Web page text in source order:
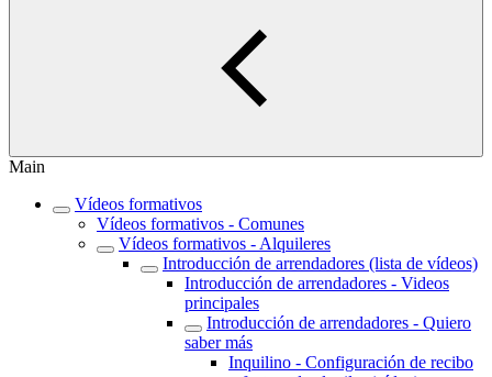
Main
Vídeos formativos
Vídeos formativos - Comunes
Vídeos formativos - Alquileres
Introducción de arrendadores (lista de vídeos)
Introducción de arrendadores - Videos
principales
Introducción de arrendadores - Quiero
saber más
Inquilino - Configuración de recibo